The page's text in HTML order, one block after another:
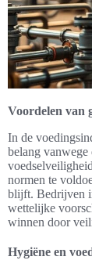
Voordelen van
In de
belang vanwege
normen te
blijft. Bedrijven
wettelijke
winnen door
Hygiëne en